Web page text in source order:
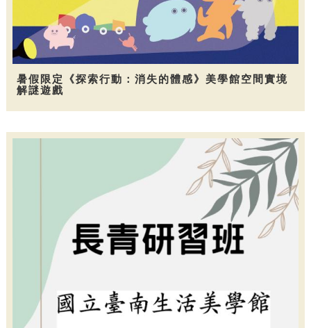
暑假限定《探索行動：消失的體感》美學館空間實境
解謎遊戲